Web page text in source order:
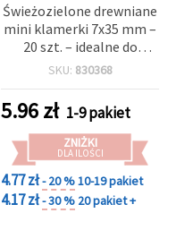
Świeżozielone drewniane
mini klamerki 7x35 mm –
20 szt. – idealne do
kreatywnych prac
zdjęć i pakowania
prezentów
SKU: 830368
5.96zł 1-9 pakiet
ZNIŻKI
DLA ILOŚCI
4.77 zł- 20 %10-19 pakiet
4.17 zł- 30 % 20 pakiet +